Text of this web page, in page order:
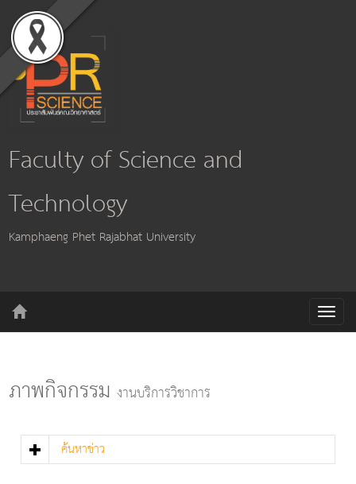
Faculty of Science and
Technology
Kamphaeng Phet Rajabhat University
T
o
v
ภาพกิจกรรมงานบริการวิชาการ
ค้นหาข่าว